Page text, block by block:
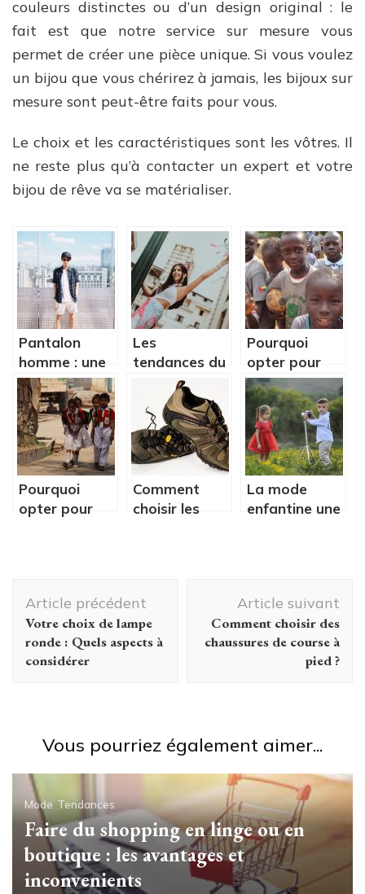
couleurs distinctes ou d’un design original : le
fait est que notre service sur mesure vous
permet de créer une pièce unique. Si vous voulez
un bijou que vous chérirez à jamais, les bijoux sur
mesure sont peut-être faits pour vous.
Le choix et les caractéristiques sont les vôtres. Il
ne reste plus qu’à contacter un expert et votre
bijou de rêve va se matérialiser.
Pantalon
homme : une
mini-guide sur
les coupes
avancées
Les
tendances du
bien-être et
soins
corporels
Pourquoi
opter pour
des
vêtements
personnalisés
pour votre
école ?
Pourquoi
opter pour
école ?
Comment
choisir les
de votre
activité
professionnelle
La mode
enfantine une
d'article
Article précédent
Votre choix de lampe
ronde : Quels aspects à
considérer
Article suivant
Comment choisir des
chaussures de course à
pied ?
Vous pourriez également aimer...
Mode Tendances
Faire du shopping en linge ou en
boutique : les avantages et
inconvenients